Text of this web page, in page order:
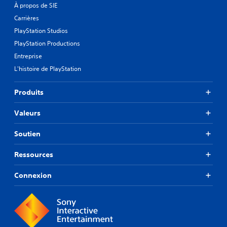
À propos de SIE
Carrières
PlayStation Studios
PlayStation Productions
Entreprise
L'histoire de PlayStation
Produits
Valeurs
Soutien
Ressources
Connexion